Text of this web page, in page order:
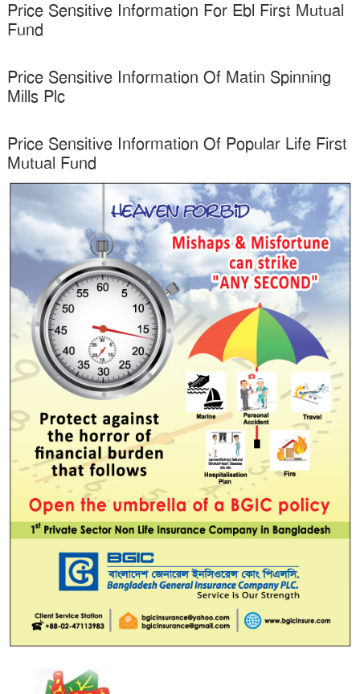
Price Sensitive Information For Ebl First Mutual
Fund
Price Sensitive Information Of Matin Spinning
Mills Plc
Price Sensitive Information Of Popular Life First
Mutual Fund